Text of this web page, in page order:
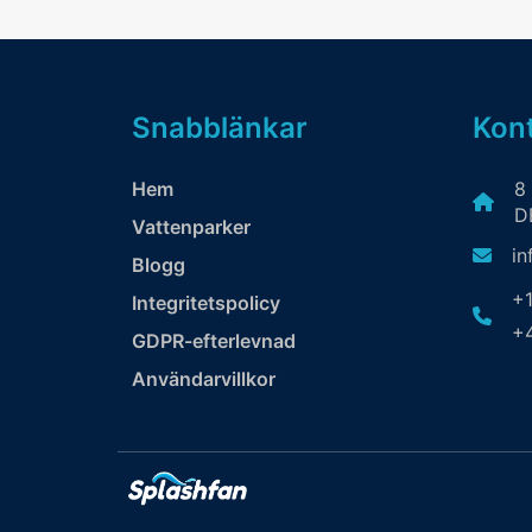
du ta
eller
eller
Snabblänkar
Hem
Vattenparker
Blogg
Integritetspolicy
GDPR-efterlevnad
Användarvillkor
8